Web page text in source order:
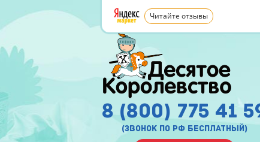
Читайте отзывы
8 (800) 775 41
(звонок по рф бесплатный)